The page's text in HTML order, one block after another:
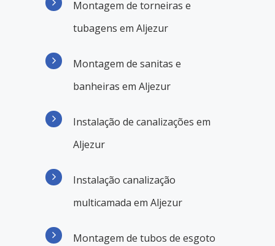
Montagem de torneiras e
tubagens em Aljezur
Montagem de sanitas e
banheiras em Aljezur
Instalação de canalizações em
Aljezur
Instalação canalização
multicamada em Aljezur
Montagem de tubos de esgoto